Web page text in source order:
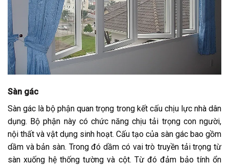
Sàn gác
Sàn gác là bộ phận quan trọng trong kết cấu chịu lực nhà dân
dụng. Bộ phận này có chức năng chịu tải trọng con người,
nội thất và vật dụng sinh hoạt. Cấu tạo của sàn gác bao gồm
dầm và bản sàn. Trong đó dầm có vai trò truyền tải trọng từ
sàn xuống hệ thống tường và cột. Từ đó đảm bảo tính ổn